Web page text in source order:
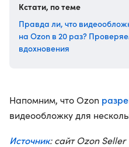
Кстати, по теме
Правда ли, что
на Ozon в 20 раз?
вдохновения
Напомним, что Ozon
видеообложку для
Источник: сайт Ozon Seller